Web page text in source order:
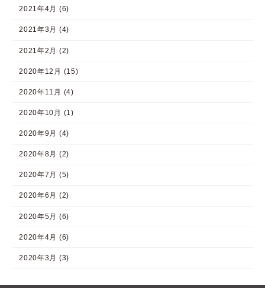
2021年4月 (6)
2021年3月 (4)
2021年2月 (2)
2020年12月 (15)
2020年11月 (4)
2020年10月 (1)
2020年9月 (4)
2020年8月 (2)
2020年7月 (5)
2020年6月 (2)
2020年5月 (6)
2020年4月 (6)
2020年3月 (3)